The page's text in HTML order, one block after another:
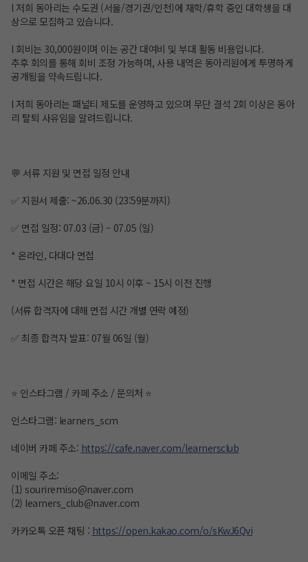
l 저희 동아리는 수도권 (서울/경기권/인천)에 재학/휴학 중인 대학생을 대
상으로 모집하고 있습니다.
l 회비는 30,000원이며 이는 공간 대여비 및 부대 활동 비용입니다.
추후 회의를 통해 회비 조정 가능하며, 사용 내역은 동아리원에게 투명하게
공개됨을 약속드립니다.
l 저희 동아리는 패널티 제도를 운영하고 있으며 무단 결석 2회 이상은 동아
리 탈퇴 사유임을 알려드립니다.
💬 서류 지원 및 면접 일정 안내
✅ 지원서 제출: ~26.06.30 (23:59분까지)
✅ 면접 일정: 07.03 (금) – 07.05 (일)
* 온라인, 다대다 면접
* 면접 시간은 해당 요일 10시 이후 ~ 15시 이전 진행
(서류 합격자에 대해 면접 시간 개별 연락 예정)
✅ 최종 합격자 발표: 07월 06일 (월)
⭐ 인스타그램 / 카페 주소 / 문의처 ⭐
인스타그램: learners_scm
네이버 카페 주소: https://cafe.naver.com/learnersclub
이메일 주소:
(1) souriremiso@naver.com
(2) learners_club@naver.com
카카오톡 오픈 채팅 : https://open.kakao.com/o/sKwJ6Qvi